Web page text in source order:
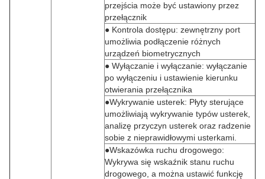
przejścia może być ustawiony przez
przełącznik
● Kontrola dostępu: zewnętrzny port
umożliwia podłączenie różnych
urządzeń biometrycznych
● Wyłączanie i wyłączanie: wyłączanie
po wyłączeniu i ustawienie kierunku
otwierania przełącznika
●Wykrywanie usterek: Płyty sterujące
umożliwiają wykrywanie typów usterek,
analizę przyczyn usterek oraz radzenie
sobie z nieprawidłowymi usterkami.
●Wskazówka ruchu drogowego:
Wykrywa się wskaźnik stanu ruchu
drogowego, a można ustawić funkcję